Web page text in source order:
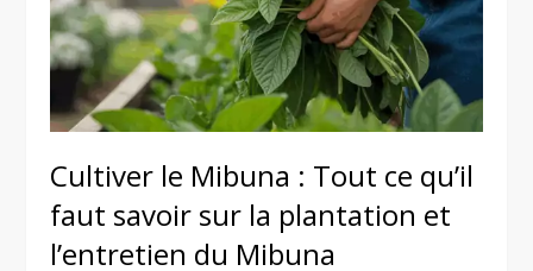
Cultiver le Mibuna : Tout ce qu’il
faut savoir sur la plantation et
l’entretien du Mibuna